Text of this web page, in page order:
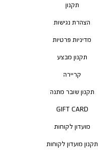
תקנון
הצהרת נגישות
מדיניות פרטיות
תקנון מבצע
קריירה
תקנון שובר מתנה
GIFT CARD
מועדון לקוחות
תקנון מועדון לקוחות